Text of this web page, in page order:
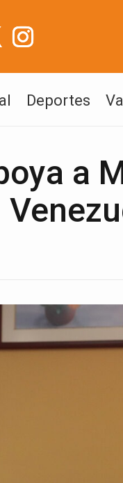
Deportes
a